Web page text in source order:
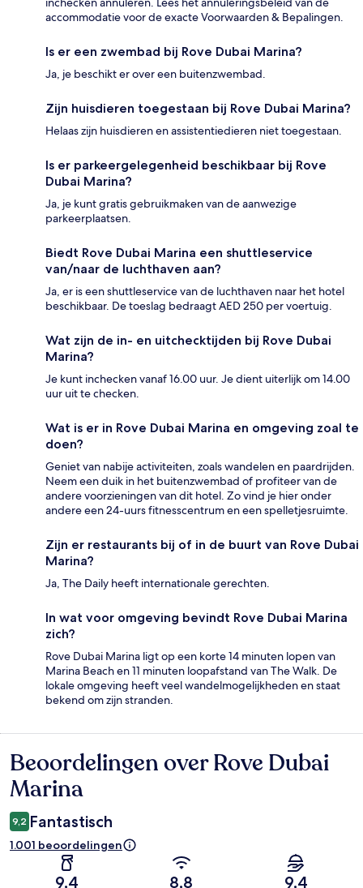
accommodatie voor de exacte Voorwaarden & Bepalingen.
Is er een zwembad bij Rove Dubai Marina?
Ja, je beschikt er over een buitenzwembad.
Zijn huisdieren toegestaan bij Rove Dubai Marina?
Helaas zijn huisdieren en assistentiedieren niet toegestaan.
Is er parkeergelegenheid beschikbaar bij Rove
Dubai Marina?
Ja, je kunt gratis gebruikmaken van de aanwezige
parkeerplaatsen.
Biedt Rove Dubai Marina een shuttleservice
van/naar de luchthaven aan?
Ja, er is een shuttleservice van de luchthaven naar het hotel
beschikbaar. De toeslag bedraagt AED 250 per voertuig.
Wat zijn de in- en uitchecktijden bij Rove Dubai
Marina?
Je kunt inchecken vanaf 16.00 uur. Je dient uiterlijk om 14.00
uur uit te checken.
Wat is er in Rove Dubai Marina en omgeving zoal te
doen?
Geniet van nabije activiteiten, zoals wandelen en paardrijden.
Neem een duik in het buitenzwembad of profiteer van de
andere voorzieningen van dit hotel. Zo vind je hier onder
andere een 24-uurs fitnesscentrum en een spelletjesruimte.
Zijn er restaurants bij of in de buurt van Rove Dubai
Marina?
Ja, The Daily heeft internationale gerechten.
In wat voor omgeving bevindt Rove Dubai Marina
zich?
Rove Dubai Marina ligt op een korte 14 minuten lopen van
Marina Beach en 11 minuten loopafstand van The Walk. De
lokale omgeving heeft veel wandelmogelijkheden en staat
bekend om zijn stranden.
Beoordelingen
Beoordelingen over Rove Dubai
Marina
9,2 Fantastisch
1.001 beoordelingen
9,4 8,8 9,4